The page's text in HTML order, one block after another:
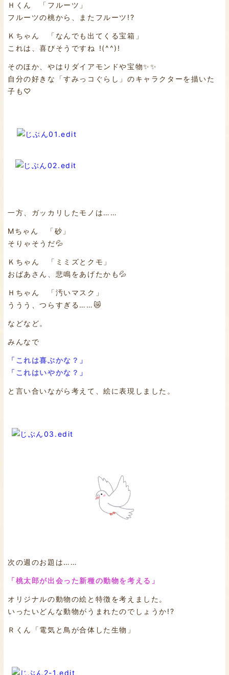
Ｈくん 「フルーツ」
フルーツの桃から、またフルーツ!?
Ｋちゃん 「なんでも出てくる宝箱」
これは、喜びそうですね !(^^)!
そのほか、やはりダイアモンドや宝物✨✨
自分の好きな「すみっコぐらし」のキャラクターを描いた
子も♡
一方、ガッカリしたモノは……
Мちゃん 「砂」
そりゃそうだ💦
Ｋちゃん 「ミミズとクモ」
おばあさん、悲鳴をあげたかも💦
Ｈちゃん 「汚いマスク」
ううう、つらすぎる……😿
などなど。
みんなで
「これは喜ぶかな？」
「これはいやかな？」
と言い合いながら考えて、絵に表現しました。
次の週のお題は……
「桃太郎が出会った新種の動物を考える」
オリジナルの動物の絵と特徴を考えました。
いったいどんな動物がうまれたのでしょうか!?
Ｒくん「電気と鳥が合体した生物」